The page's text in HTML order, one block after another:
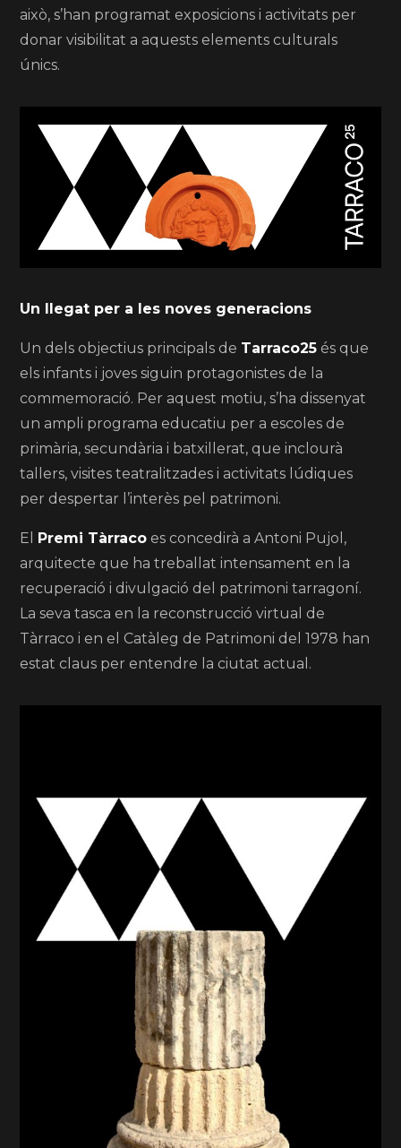
això, s’han programat exposicions i activitats per
donar visibilitat a aquests elements culturals
únics.
Un llegat per a les noves generacions
Un dels objectius principals de Tarraco25 és que
els infants i joves siguin protagonistes de la
commemoració. Per aquest motiu, s’ha dissenyat
un ampli programa educatiu per a escoles de
primària, secundària i batxillerat, que inclourà
tallers, visites teatralitzades i activitats lúdiques
per despertar l’interès pel patrimoni.
El Premi Tàrraco es concedirà a Antoni Pujol,
arquitecte que ha treballat intensament en la
recuperació i divulgació del patrimoni tarragoní.
La seva tasca en la reconstrucció virtual de
Tàrraco i en el Catàleg de Patrimoni del 1978 han
estat claus per entendre la ciutat actual.